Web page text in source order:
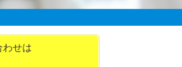
わせは